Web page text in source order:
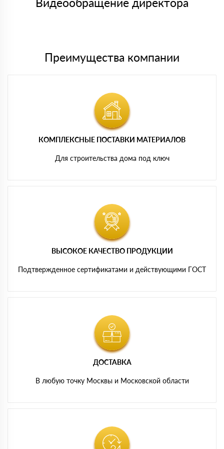
Преимущества компании
КОМПЛЕКСНЫЕ ПОСТАВКИ МАТЕРИАЛОВ
Для строительства дома под ключ
ВЫСОКОЕ КАЧЕСТВО ПРОДУКЦИИ
Подтвержденное сертификатами и действующими ГОСТ
ДОСТАВКА
В любую точку Москвы и Московской области